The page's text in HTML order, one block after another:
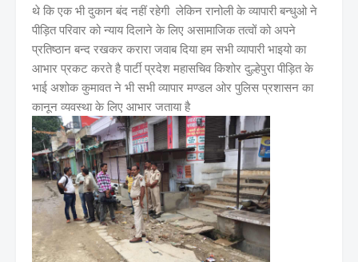
थे कि एक भी दुकान बंद नहीं रहेगी लेकिन रानोली के व्यापारी बन्धुओ ने
पीड़ित परिवार को न्याय दिलाने के लिए असामाजिक तत्वों को अपने
प्रतिष्ठान बन्द रखकर करारा जवाब दिया हम सभी व्यापारी भाइयो का
आभार प्रकट करते है पार्टी प्रदेश महासचिव किशोर दुल्हेपुरा पीड़ित के
भाई अशोक कुमावत ने भी सभी व्यापार मण्डल ओर पुलिस प्रशासन का
कानून व्यवस्था के लिए आभार जताया है